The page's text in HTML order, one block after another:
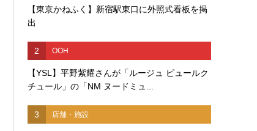
【東京かねふく】新宿駅東口に外照式看板を掲
出
2 OOH
【YSL】平野紫耀さんが「ルージュ ピュールク
チュール」の「NM ヌードミュ...
3 店舗・施設